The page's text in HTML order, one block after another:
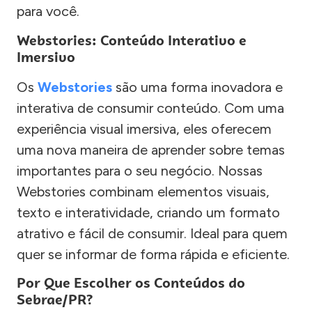
para você.
Webstories: Conteúdo Interativo e
Imersivo
Os Webstories são uma forma inovadora e
interativa de consumir conteúdo. Com uma
experiência visual imersiva, eles oferecem
uma nova maneira de aprender sobre temas
importantes para o seu negócio. Nossas
Webstories combinam elementos visuais,
texto e interatividade, criando um formato
atrativo e fácil de consumir. Ideal para quem
quer se informar de forma rápida e eficiente.
Por Que Escolher os Conteúdos do
Sebrae/PR?